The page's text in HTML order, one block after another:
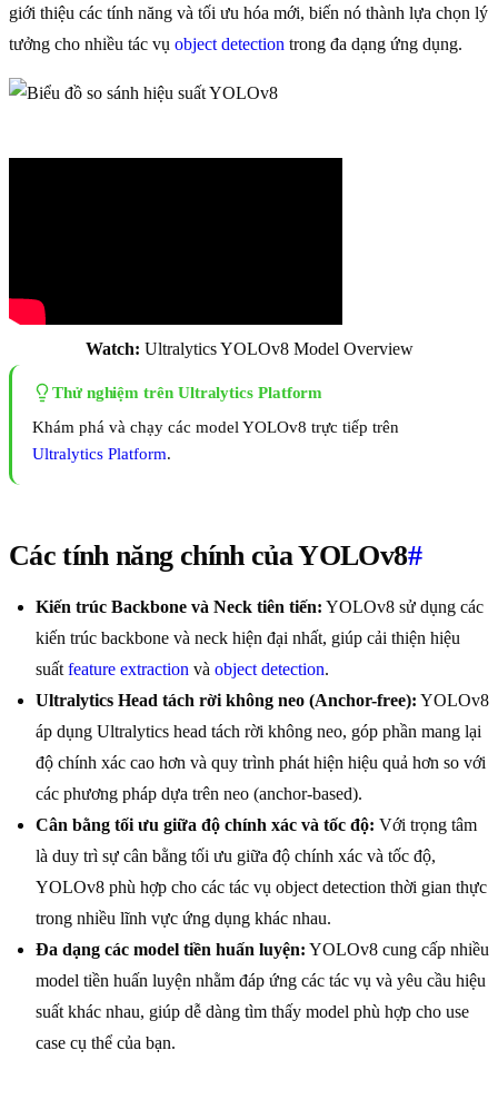
giới thiệu các tính năng và tối ưu hóa mới, biến nó thành lựa chọn lý
tưởng cho nhiều tác vụ object detection trong đa dạng ứng dụng.
Watch: Ultralytics YOLOv8 Model Overview
Thử nghiệm trên Ultralytics Platform
Khám phá và chạy các model YOLOv8 trực tiếp trên
Ultralytics Platform.
Các tính năng chính của YOLOv8#
Kiến trúc Backbone và Neck tiên tiến: YOLOv8 sử dụng các
kiến trúc backbone và neck hiện đại nhất, giúp cải thiện hiệu
suất feature extraction và object detection.
Ultralytics Head tách rời không neo (Anchor-free): YOLOv8
áp dụng Ultralytics head tách rời không neo, góp phần mang lại
độ chính xác cao hơn và quy trình phát hiện hiệu quả hơn so với
các phương pháp dựa trên neo (anchor-based).
Cân bằng tối ưu giữa độ chính xác và tốc độ: Với trọng tâm
là duy trì sự cân bằng tối ưu giữa độ chính xác và tốc độ,
YOLOv8 phù hợp cho các tác vụ object detection thời gian thực
trong nhiều lĩnh vực ứng dụng khác nhau.
Đa dạng các model tiền huấn luyện: YOLOv8 cung cấp nhiều
model tiền huấn luyện nhằm đáp ứng các tác vụ và yêu cầu hiệu
suất khác nhau, giúp dễ dàng tìm thấy model phù hợp cho use
case cụ thể của bạn.